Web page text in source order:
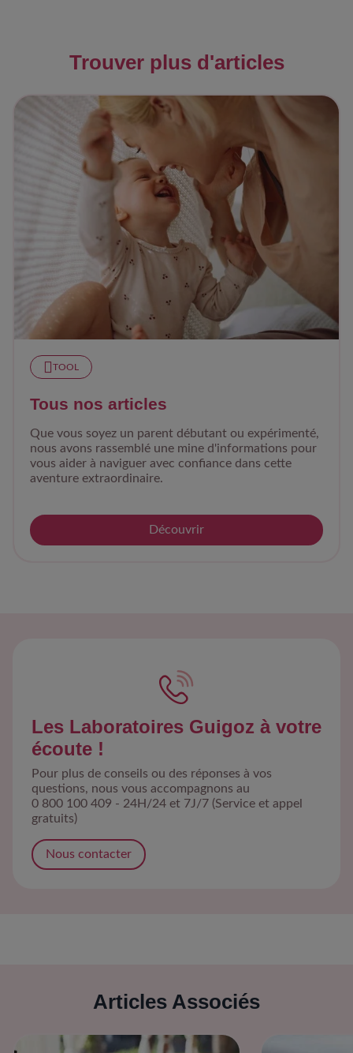
Trouver plus d'articles
TOOL
Tous nos articles
Que vous soyez un parent débutant ou expérimenté,
nous avons rassemblé une mine d'informations pour
vous aider à naviguer avec confiance dans cette
aventure extraordinaire.
Découvrir
Les Laboratoires Guigoz à votre
écoute !
Pour plus de conseils ou des réponses à vos
questions, nous vous accompagnons au
0 800 100 409 - 24H/24 et 7J/7 (Service et appel
gratuits)
Nous contacter
Articles Associés